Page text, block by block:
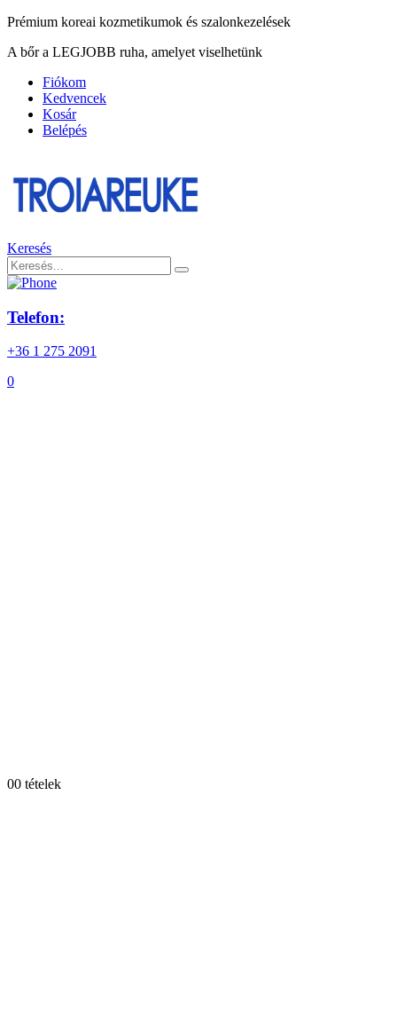
Prémium koreai kozmetikumok és szalonkezelések
A bőr a LEGJOBB ruha, amelyet viselhetünk
Fiókom
Kedvencek
Kosár
Belépés
Keresés
Telefon:
+36 1 275 2091
0
00 tételek